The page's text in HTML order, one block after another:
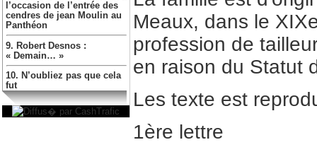
l’occasion de l’entrée des
cendres de jean Moulin au
Panthéon
9. Robert Desnos :
« Demain… »
10. N’oubliez pas que cela
fut
Meaux, dans le
profession de
en raison du Statut
Les texte est
1ère lettre